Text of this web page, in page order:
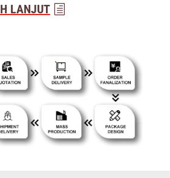
LANJUT